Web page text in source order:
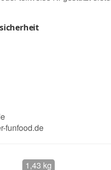
funfood.de
1,43 kg